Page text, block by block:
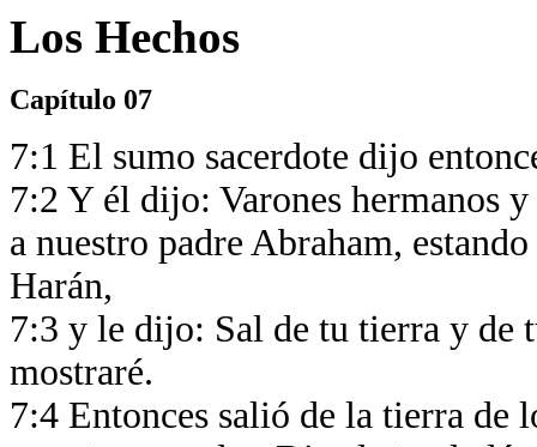
Los Hechos
Capítulo 07
7:1 El sumo sacerdote dijo
7:2 Y él dijo: Varones hermanos
a nuestro padre Abraham,
Harán,
7:3 y le dijo: Sal de tu tierra y de
mostraré.
7:4 Entonces salió de la tierra de